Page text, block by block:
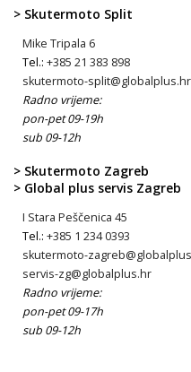
> Skutermoto Split
Mike Tripala 6
Tel.: +385 21 383 898
skutermoto-split@globalplus.hr
Radno vrijeme:
pon-pet 09-19h
sub 09-12h
> Skutermoto Zagreb
> Global plus servis Zagreb
I Stara Peščenica 45
Tel.: +385 1 234 0393
skutermoto-
servis-zg@globalplus.hr
Radno vrijeme:
pon-pet 09-17h
sub 09-12h